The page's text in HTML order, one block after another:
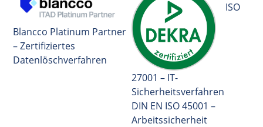
Blancco Platinum Partner
– Zertifiziertes
Datenlöschverfahren
ISO
27001 – IT-
Sicherheitsverfahren
DIN EN ISO 45001 –
Arbeitssicherheit